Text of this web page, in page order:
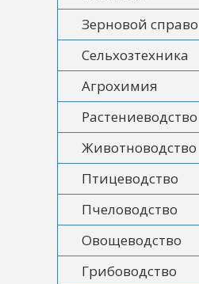
Зерновой
Сельхозтехника
Агрохимия
Растениеводство
Животноводство
Птицеводство
Пчеловодство
Овощеводство
Грибоводство